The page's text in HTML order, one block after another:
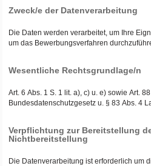
Zweck/e der Datenverarbeitung
Die Daten werden verarbeitet, um Ihre
um das Bewerbungsverfahren
Wesentliche Rechtsgrundlage/n
Art. 6 Abs. 1 S. 1 lit. a), c) u. e) sowie Art.
Bundesdatenschutzgesetz u. § 83 Abs. 4
Verpflichtung zur Bereitstellung
Nichtbereitstellung
Die Datenverarbeitung ist erforderlich um